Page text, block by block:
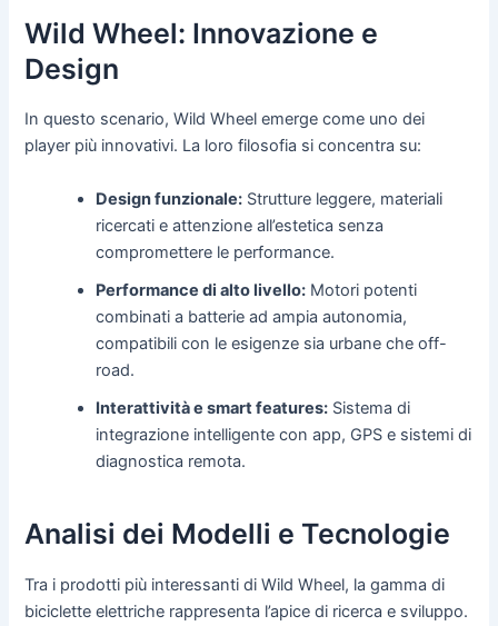
Wild Wheel: Innovazione e
Design
In questo scenario, Wild Wheel emerge come uno dei
player più innovativi. La loro filosofia si concentra su:
Design funzionale: Strutture leggere, materiali
ricercati e attenzione all’estetica senza
compromettere le performance.
Performance di alto livello: Motori potenti
combinati a batterie ad ampia autonomia,
compatibili con le esigenze sia urbane che off-
road.
Interattività e smart features: Sistema di
integrazione intelligente con app, GPS e sistemi di
diagnostica remota.
Analisi dei Modelli e Tecnologie
Tra i prodotti più interessanti di Wild Wheel, la gamma di
biciclette elettriche rappresenta l’apice di ricerca e sviluppo.